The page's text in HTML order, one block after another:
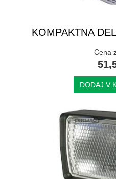
KOMPAKTNA
Cena
DODAJ V